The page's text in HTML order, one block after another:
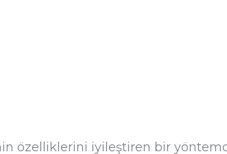
özelliklerini iyileştiren bir